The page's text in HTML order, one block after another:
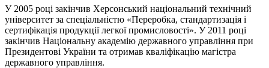
У 2005 році закінчив Херсонський національний технічний
університет за спеціальністю «Переробка, стандартизація і
сертифікація продукції легкої промисловості». У 2011 році
закінчив Національну академію державного управління при
Президентові України та отримав кваліфікацію магістра
державного управління.